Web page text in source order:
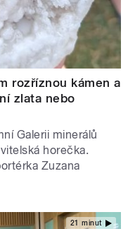
rozříznou kámen a
zlata nebo
Galerii minerálů
horečka.
Zuzana
21 minut